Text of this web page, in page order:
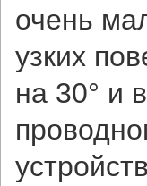
очень
узких
на 30° и